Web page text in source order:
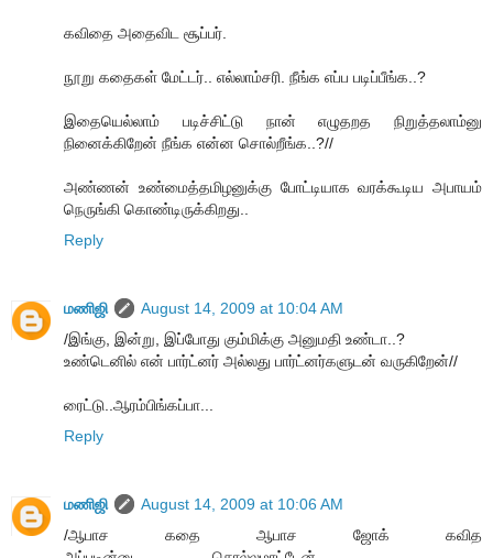
கவிதை அதைவிட சூப்பர்.
நூறு கதைகள் மேட்டர்.. எல்லாம்சரி. நீங்க எப்ப படிப்பீங்க..?
இதையெல்லாம் படிச்சிட்டு நான் எழுதறத நிறுத்தலாம்னு
நினைக்கிறேன் நீங்க என்ன சொல்றீங்க..?//
அண்ணன் உண்மைத்தமிழனுக்கு போட்டியாக வரக்கூடிய அபாயம்
நெருங்கி கொண்டிருக்கிறது..
Reply
மணிஜி
August 14, 2009 at 10:04 AM
/இங்கு, இன்று, இப்போது கும்மிக்கு அனுமதி உண்டா..?
உண்டெனில் என் பார்ட்னர் அல்லது பார்ட்னர்களுடன் வருகிறேன்//
ரைட்டு..ஆரம்பிங்கப்பா...
Reply
மணிஜி
August 14, 2009 at 10:06 AM
/ஆபாச கதை ஆபாச ஜோக் கவித